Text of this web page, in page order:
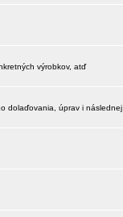
výrobkov, atď
dolaďovania, úprav i